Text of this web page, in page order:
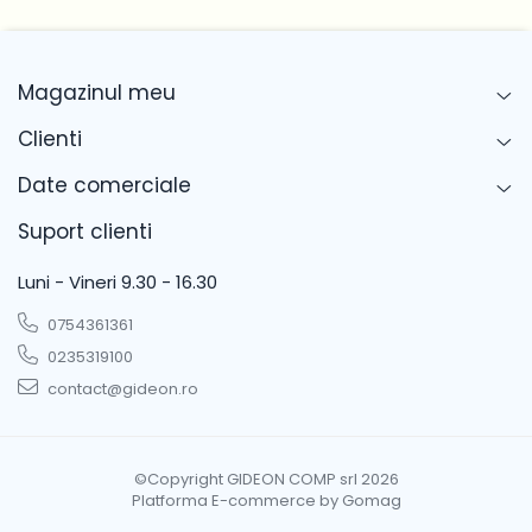
Magazinul meu
Clienti
Date comerciale
Suport clienti
Luni - Vineri 9.30 - 16.30
0754361361
0235319100
contact@gideon.ro
©Copyright GIDEON COMP srl 2026
Platforma E-commerce by Gomag